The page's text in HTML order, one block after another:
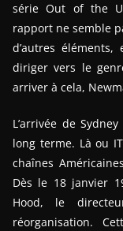
série Out of the
rapport ne semble
d’autres
diriger vers le
arriver à cela,
L’arrivée de
long terme. Là ou
chaînes
Dès le 18 janvier
Hood, le
réorganisation.